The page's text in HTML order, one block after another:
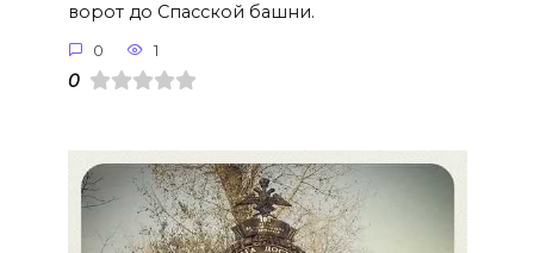
ворот до Спасской башни.
0 1
0